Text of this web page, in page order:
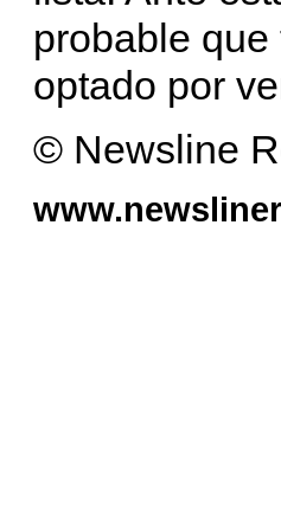
probable
optado por
© Newsline